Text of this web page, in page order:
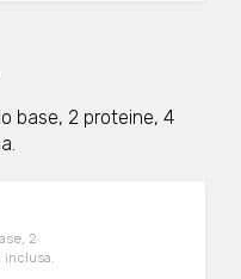
base, 2 proteine, 4
2
inclusa.